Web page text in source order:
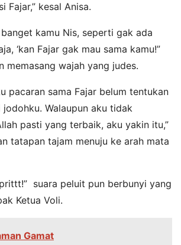
Fajar,” kesal Anisa.
kamu Nis, seperti gak ada
‘kan Fajar gak mau sama kamu!”
memasang wajah yang judes.
pacaran sama Fajar belum tentukan
Walaupun aku tidak
pasti yang terbaik, aku yakin itu,”
tatapan tajam menuju ke arah mata
suara peluit pun berbunyi yang
Ketua Voli.
Gamat